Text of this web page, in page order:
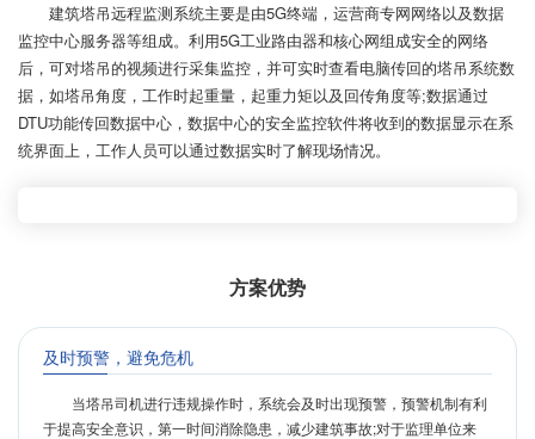
建筑塔吊远程监测系统主要是由5G终端，运营商专网网络以及数据
监控中心服务器等组成。利用5G工业路由器和核心网组成安全的网络
后，可对塔吊的视频进行采集监控，并可实时查看电脑传回的塔吊系统数
据，如塔吊角度，工作时起重量，起重力矩以及回传角度等;数据通过
DTU功能传回数据中心，数据中心的安全监控软件将收到的数据显示在系
统界面上，工作人员可以通过数据实时了解现场情况。
方案优势
及时预警，避免危机
当塔吊司机进行违规操作时，系统会及时出现预警，预警机制有利
于提高安全意识，第一时间消除隐患，减少建筑事故;对于监理单位来